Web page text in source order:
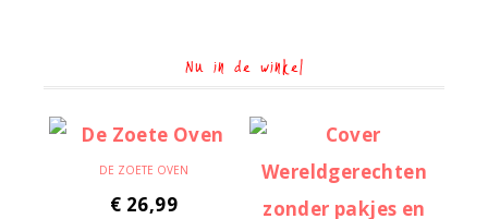
Nu in de winkel
DE ZOETE OVEN
€ 26,99